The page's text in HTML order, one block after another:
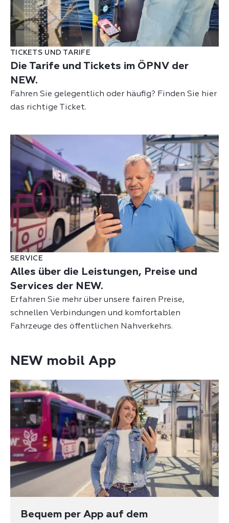
TICKETS UND TARIFE
Die Tarife und Tickets im ÖPNV der
NEW.
Fahren Sie gelegentlich oder häufig? Finden Sie hier
das richtige Ticket.
SERVICE
Alles über die Leistungen, Preise und
Services der NEW.
Erfahren Sie mehr über unsere fairen Preise,
schnellen Verbindungen und komfortablen
Fahrzeuge des öffentlichen Nahverkehrs.
NEW mobil App
Bequem per App auf dem